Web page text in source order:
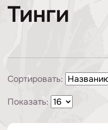
Тинги
Сортировать:
Показать: